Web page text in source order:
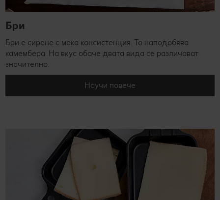
Бри
Бри е сирене с мека консистенция. То наподобява
камембера. На вкус обаче двата вида се различават
значително.
Научи повече